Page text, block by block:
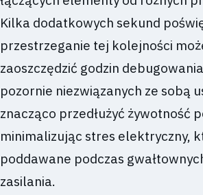
Kilka dodatkowych sekund
przestrzeganie tej kolejności
zaoszczędzić godzin
pozornie niezwiązanych ze sobą
znacząco przedłużyć żywotność
minimalizując stres elektryczny,
poddawane podczas
zasilania.